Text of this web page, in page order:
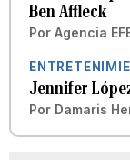
Ben Affleck
Por Agencia
Jennifer
Por Damaris